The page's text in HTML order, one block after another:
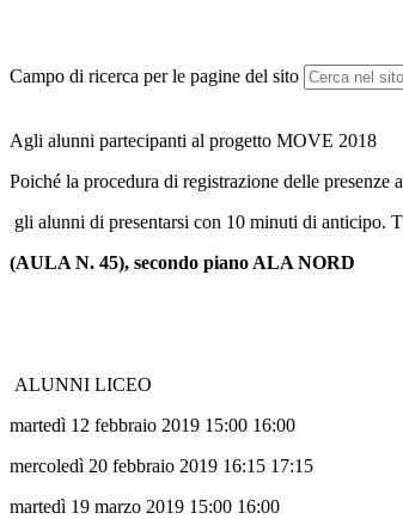
Campo di ricerca per le pagine del sito
Agli alunni partecipanti al progetto MOVE 2018
Poiché la procedura di registrazione delle presenze
gli alunni di presentarsi con 10 minuti di anticipo.
(AULA N. 45), secondo piano ALA NORD
ALUNNI LICEO
martedì 12 febbraio 2019 15:00 16:00
mercoledì 20 febbraio 2019 16:15 17:15
martedì 19 marzo 2019 15:00 16:00